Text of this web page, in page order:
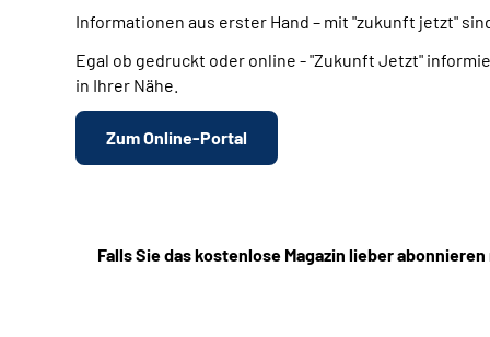
Informationen aus erster Hand – mit "zukunft jetzt"
Egal ob gedruckt oder online - "Zukunft Jetzt"
in Ihrer Nähe.
Zum Online-Portal
Falls Sie das kostenlose Magazin lieber